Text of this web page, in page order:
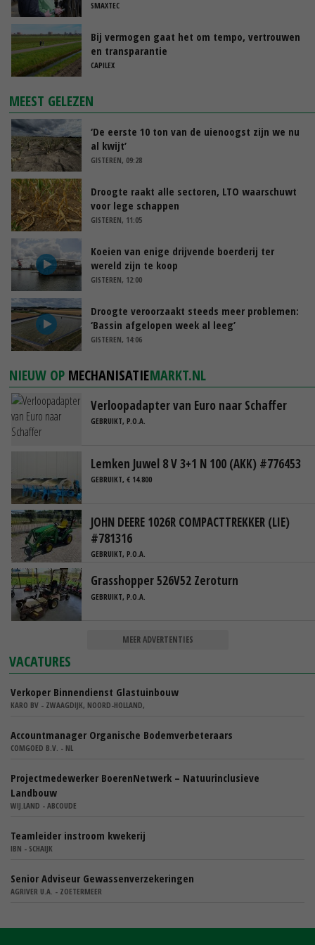
SMAXTEC
Bij vermogen gaat het om tempo, vertrouwen
en transparantie
CAPILEX
MEEST GELEZEN
‘De eerste 10 ton van de uienoogst zijn we nu
al kwijt’
GISTEREN, 09:28
Droogte raakt alle sectoren, LTO waarschuwt
voor lege schappen
GISTEREN, 11:05
Koeien van enige drijvende boerderij ter
wereld zijn te koop
GISTEREN, 12:00
Droogte veroorzaakt steeds meer problemen:
‘Bassin afgelopen week al leeg’
GISTEREN, 14:06
NIEUW OP MECHANISATIEMARKT.NL
Verloopadapter van Euro naar Schaffer
GEBRUIKT, P.O.A.
Lemken Juwel 8 V 3+1 N 100 (AKK) #776453
GEBRUIKT, € 14.800
JOHN DEERE 1026R COMPACTTREKKER (LIE)
#781316
GEBRUIKT, P.O.A.
Grasshopper 526V52 Zeroturn
GEBRUIKT, P.O.A.
MEER ADVERTENTIES
VACATURES
Verkoper Binnendienst Glastuinbouw
KARO BV - ZWAAGDIJK, NOORD-HOLLAND,
Accountmanager Organische Bodemverbeteraars
COMGOED B.V. - NL
Projectmedewerker BoerenNetwerk – Natuurinclusieve
Landbouw
WIJ.LAND - ABCOUDE
Teamleider instroom kwekerij
IBN - SCHAIJK
Senior Adviseur Gewassenverzekeringen
AGRIVER U.A. - ZOETERMEER